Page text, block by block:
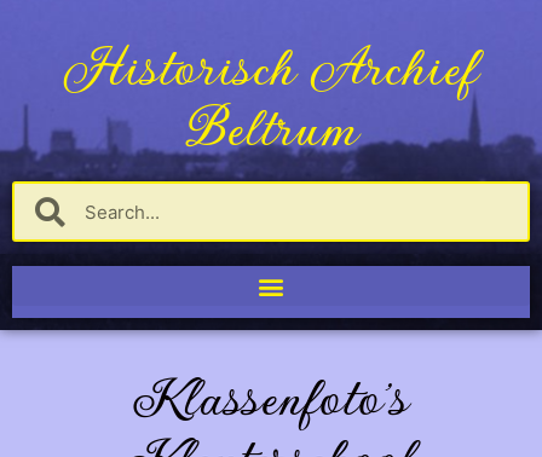
Historisch Archief
Beltrum
Klassenfoto's